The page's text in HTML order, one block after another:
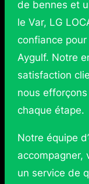
de bennes et
le Var, LG
confiance
Aygulf. Notre
satisfaction
nous
chaque étape.
Notre équipe
accompagner,
un service de